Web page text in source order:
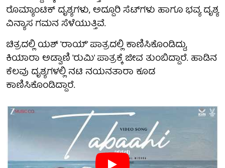
ರೊಮ್ಯಾಂಟಿಕ್ ದೃಶ್ಯಗಳು, ಅದ್ದೂರಿ ಸೆಟ್‌ಗಳು ಹಾಗೂ ಭವ್ಯ ದೃಶ್ಯ
ವಿನ್ಯಾಸ ಗಮನ ಸೆಳೆಯುತ್ತಿವೆ.
ಚಿತ್ರದಲ್ಲಿ ಯಶ್ 'ರಾಯ್' ಪಾತ್ರದಲ್ಲಿ ಕಾಣಿಸಿಕೊಂಡಿದ್ದು,
ಕಿಯಾರಾ ಅಡ್ವಾಣಿ 'ರುಮಿ' ಪಾತ್ರಕ್ಕೆ ಜೀವ ತುಂಬಿದ್ದಾರೆ. ಹಾಡಿನ
ಕೆಲವು ದೃಶ್ಯಗಳಲ್ಲಿ ನಟಿ ನಯನತಾರಾ ಕೂಡ
ಕಾಣಿಸಿಕೊಂಡಿದ್ದಾರೆ.